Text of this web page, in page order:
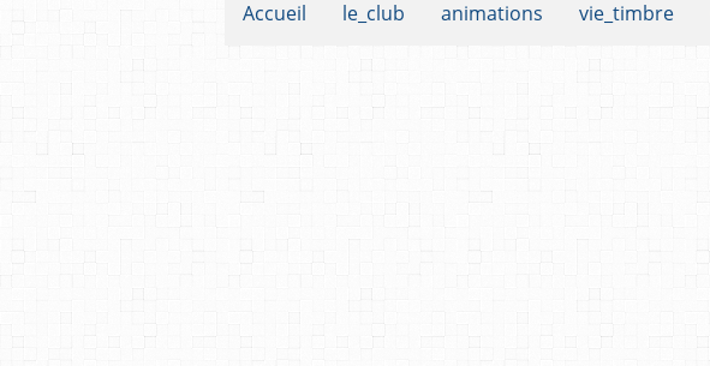
Accueil le_club animations vie_timbre